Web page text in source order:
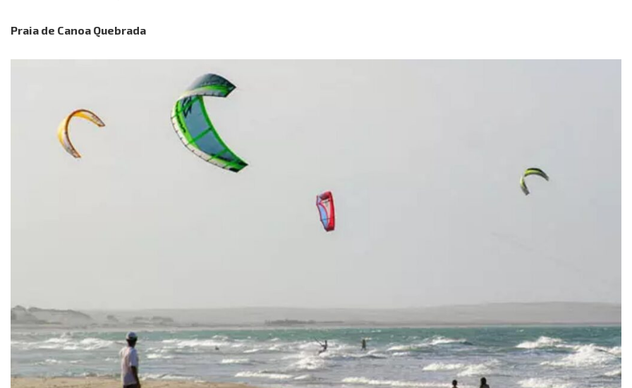
Praia de Canoa Quebrada